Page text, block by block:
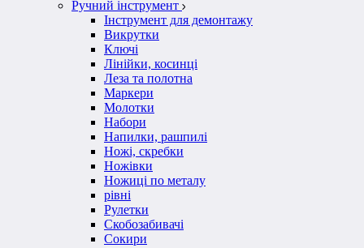
Ручний інструмент
Інструмент для демонтажу
Викрутки
Ключі
Лінійки, косинці
Леза та полотна
Маркери
Молотки
Набори
Напилки, рашпилі
Ножі, скребки
Ножівки
Ножиці по металу
рівні
Рулетки
Скобозабивачі
Сокири